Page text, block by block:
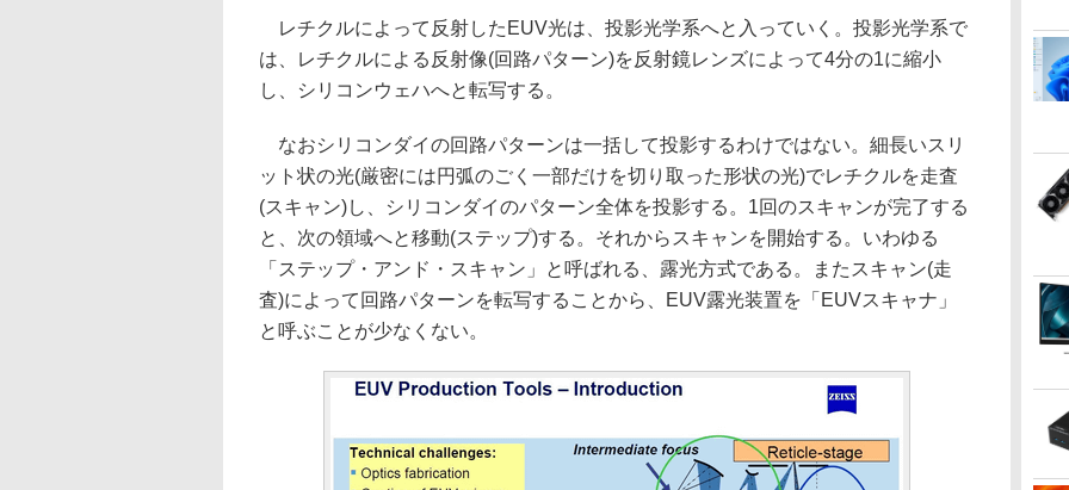
レチクルによって反射したEUV光は、投影光学系へと入っていく。投影光学系で
は、レチクルによる反射像(回路パターン)を反射鏡レンズによって4分の1に縮小
し、シリコンウェハへと転写する。
なおシリコンダイの回路パターンは一括して投影するわけではない。細長いスリ
ット状の光(厳密には円弧のごく一部だけを切り取った形状の光)でレチクルを走査
(スキャン)し、シリコンダイのパターン全体を投影する。1回のスキャンが完了する
と、次の領域へと移動(ステップ)する。それからスキャンを開始する。いわゆる
「ステップ・アンド・スキャン」と呼ばれる、露光方式である。またスキャン(走
査)によって回路パターンを転写することから、EUV露光装置を「EUVスキャナ」
と呼ぶことが少なくない。